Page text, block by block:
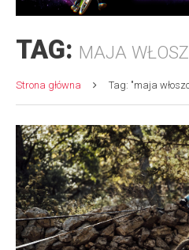
TAG: MAJA
Strona główna Tag: "maja